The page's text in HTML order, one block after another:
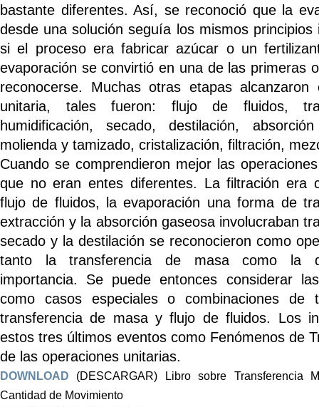
bastante diferentes. Así, se reconoció que la
desde una solución seguía los mismos principios
si el proceso era fabricar azúcar o un
evaporación se convirtió en una de las primeras
reconocerse. Muchas otras etapas
unitaria, tales fueron: flujo de fluidos,
humidificación, secado, destilación,
molienda y tamizado, cristalización, filtración,
Cuando se comprendieron mejor las
que no eran entes diferentes. La filtración era
flujo de fluidos, la evaporación una forma de
extracción y la absorción gaseosa involucraban
secado y la destilación se reconocieron como
tanto la transferencia de masa como la
importancia. Se puede entonces considerar
como casos especiales o combinaciones de
transferencia de masa y flujo de fluidos. Los
estos tres últimos eventos como Fenómenos de
de las operaciones unitarias.
DOWNLOAD (DESCARGAR) Libro sobre Transferencia
Cantidad de Movimiento